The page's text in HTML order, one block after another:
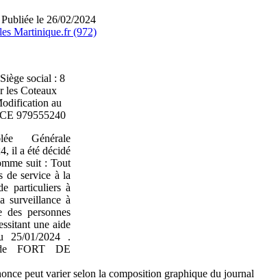
le 26/02/2024
Martinique.fr (972)
social : 8
les Coteaux
au
979555240
Générale
il a été décidé
suit : Tout
de service à la
particuliers à
surveillance à
des personnes
une aide
25/01/2024 .
FORT DE
peut varier selon la composition graphique du journal